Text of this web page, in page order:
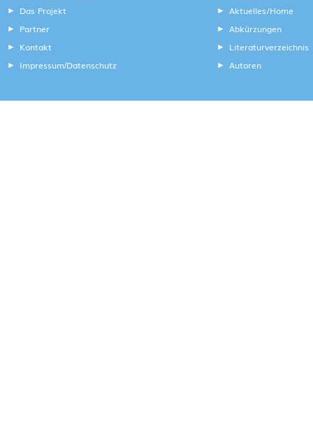
Das Projekt
Partner
Kontakt
Impressum/Datenschutz
Aktuelles/Home
Abkürzungen
Literaturverzeichnis
Autoren